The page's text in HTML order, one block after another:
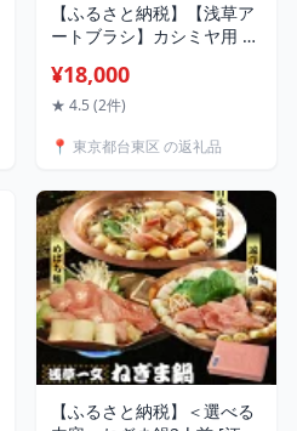
【ふるさと納税】【浅草ア
ートブラシ】カシミヤ用 洋
り お手入れ ブラッシング
天然木 日本製 ギフト プレ
¥18,000
★ 4.5 (2件)
📍 東京都台東区 の返礼品
【ふるさと納税】＜選べる